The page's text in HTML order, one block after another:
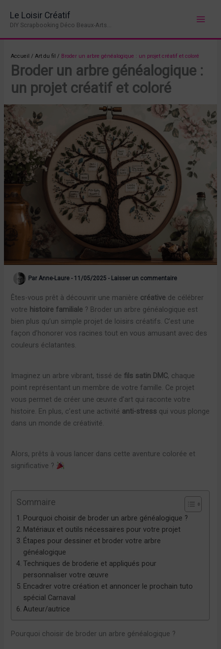
contenu
Le Loisir Créatif
DIY Scrapbooking Déco Beaux-Arts...
Accueil /Art du fil / Broder un arbre généalogique : un projet créatif et coloré
Broder un arbre généalogique :
un projet créatif et coloré
Par Anne-Laure- 11/05/2025- Laisser un commentaire
Êtes-vous prêt à découvrir une manière créative de célébrer
votre histoire familiale ? Broder un arbre généalogique est
bien plus qu’un simple projet de loisirs créatifs. C’est une
façon d’honorer vos racines tout en vous amusant avec des
couleurs éclatantes.
Imaginez un arbre vibrant, tissé de fils satin DMC, chaque
point représentant un membre de votre famille. Ce projet
vous permet de créer une œuvre d’art qui raconte votre
histoire. En plus, c’est une activité anti-stress qui vous plonge
dans un monde de créativité.
Alors, prêts à vous lancer dans cette aventure colorée et
significative ?
Sommaire
Pourquoi choisir de broder un arbre généalogique ?
Matériaux et outils nécessaires pour votre projet
Étapes pour dessiner et broder votre arbre
généalogique
Techniques de broderie et appliqués pour
personnaliser votre œuvre
Encadrer votre création et annoncer le prochain tuto
spécial Carnaval
Auteur/autrice
Pourquoi choisir de broder un arbre généalogique ?